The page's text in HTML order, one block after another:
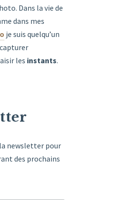
Dans la vie de
dans mes
je suis quelqu’un
les instants.
newsletter pour
des prochains